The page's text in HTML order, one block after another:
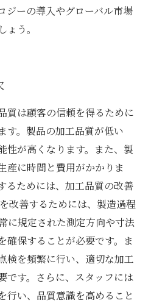
ジーの導入やグローバル市場
う。
質は顧客の信頼を得るために
す。製品の加工品質が低い
性が高くなります。また、製
産に時間と費用がかかりま
るためには、加工品質の改善
改善するためには、製造過程
に規定された測定方向や寸法
確保することが必要です。ま
検を頻繁に行い、適切な加工
です。さらに、スタッフには
行い、品質意識を高めること